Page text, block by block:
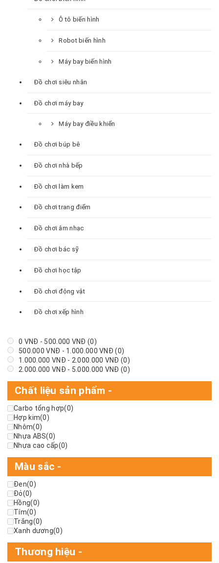
Ô tô biến hình
Robot biến hình
Máy bay biến hình
Đồ chơi siêu nhân
Đồ chơi máy bay
Máy bay điều khiển
Đồ chơi búp bê
Đồ chơi nhà bếp
Đồ chơi làm kem
Đồ chơi trang điểm
Đồ chơi âm nhạc
Đồ chơi bác sỹ
Đồ chơi học tập
Đồ chơi động vật
Đồ chơi xếp hình
0 VNĐ - 500.000 VNĐ (0)
500.000VNĐ - 1.000.000VNĐ (0)
1.000.000 VNĐ - 2.000.000 VNĐ (0)
2.000.000 VNĐ - 5.000.000 VNĐ (0)
Chất liệu sản phẩm -
Carbo tổng hợp(0)
Hợp kim(0)
Nhôm(0)
Nhựa ABS(0)
Nhựa cao cấp(0)
Màu sắc -
Đen(0)
Đỏ(0)
Hồng(0)
Tím(0)
Trắng(0)
Xanh dương(0)
Thương hiệu -